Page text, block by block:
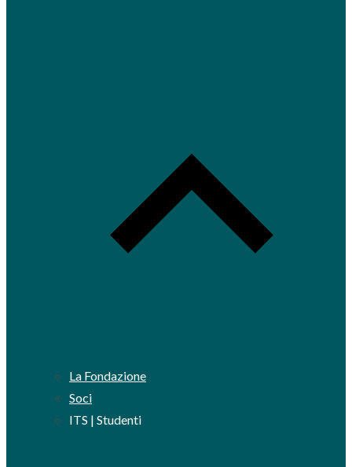
La Fondazione
Soci
ITS | Studenti